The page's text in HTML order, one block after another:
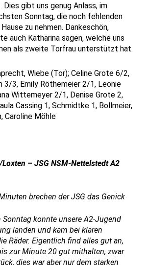
Dies gibt uns genug Anlass, im
Sonntag, die noch fehlenden
zu nehmen. Dankeschön,
auch Katharina sagen, welche uns
als zweite Torfrau unterstützt hat.
Wiebe (Tor); Celine Grote 6/2,
3/3, Emily Röthemeier 2/1, Leonie
Wittemeyer 2/1, Denise Grote 2,
Cassing 1, Schmidtke 1, Bollmeier,
Caroline Möhle
– JSG NSM-Nettelstedt A2
brechen der JSG das Genick
Sonntag konnte unsere A2-Jugend
landen und kam bei klaren
Räder. Eigentlich find alles gut an,
zur Minute 20 gut mithalten, zwar
dies war aber nur dem starken